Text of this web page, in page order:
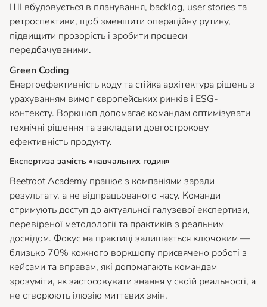
ШІ вбудовується в планування, backlog, user stories та
ретроспективи, щоб зменшити операційну рутину,
підвищити прозорість і зробити процеси
передбачуваними.
Green Coding
Енергоефективність коду та стійка архітектура рішень з
урахуванням вимог європейських ринків і ESG-
контексту. Воркшоп допомагає командам оптимізувати
технічні рішення та закладати довгострокову
ефективність продукту.
Експертиза замість «навчальних годин»
Beetroot Academy працює з компаніями заради
результату, а не відпрацьованого часу. Команди
отримують доступ до актуальної галузевої експертизи,
перевіреної методології та практиків з реальним
досвідом. Фокус на практиці залишається ключовим —
близько 70% кожного воркшопу присвячено роботі з
кейсами та вправам, які допомагають командам
зрозуміти, як застосовувати знання у своїй реальності, а
не створюють ілюзію миттєвих змін.